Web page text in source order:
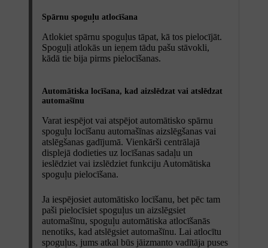
Spārnu spoguļu atlocīšana
Atlokiet spārnu spoguļus tāpat, kā tos pielocījāt.
Spoguļi atlokās un ieņem tādu pašu stāvokli,
kādā tie bija pirms pielocīšanas.
Automātiska locīšana, kad aizslēdzat vai atslēdzat
automašīnu
Varat iespējot vai atspējot automātisko spārnu
spoguļu locīšanu automašīnas aizslēgšanas vai
atslēgšanas gadījumā. Vienkārši centrālajā
displejā dodieties uz locīšanas sadaļu un
ieslēdziet vai izslēdziet funkciju Automātiska
spoguļu pielocīšana.
Ja iespējosiet automātisko locīšanu, bet pēc tam
paši pielocīsiet spoguļus un aizslēgsiet
automašīnu, spoguļu automātiska atlocīšanās
nenotiks, kad atslēgsiet automašīnu. Lai atlocītu
spoguļus, jums atkal būs jāizmanto vadītāja puses